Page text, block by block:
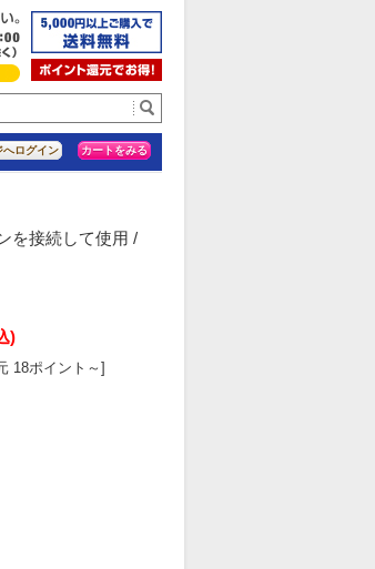
へログイン カートをみる
を接続して使用 /
)
18ポイント～]